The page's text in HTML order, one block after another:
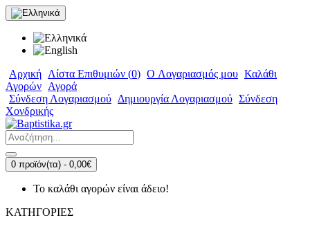
Αρχική Λίστα Επιθυμιών (0) O Λογαριασμός μου Καλάθι
Αγορών Αγορά
Σύνδεση Λογαριασμού Δημιουργία Λογαριασμού Σύνδεση
Χονδρικής
0 προϊόν(τα) - 0,00€
Το καλάθι αγορών είναι άδειο!
ΚΑΤΗΓΟΡΙΕΣ